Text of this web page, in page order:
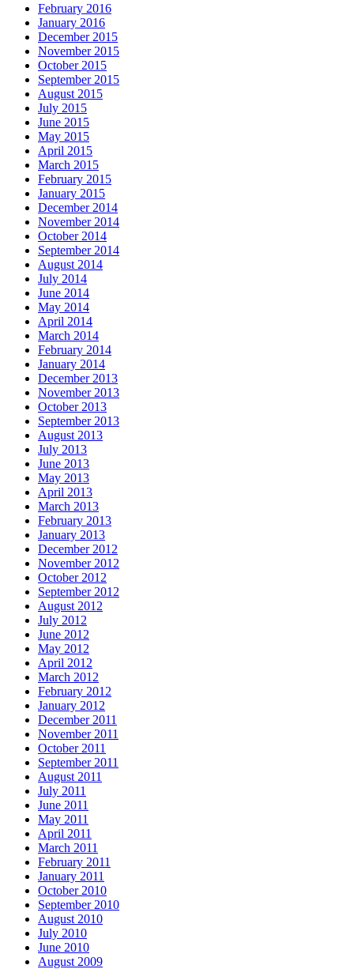
February 2016
January 2016
December 2015
November 2015
October 2015
September 2015
August 2015
July 2015
June 2015
May 2015
April 2015
March 2015
February 2015
January 2015
December 2014
November 2014
October 2014
September 2014
August 2014
July 2014
June 2014
May 2014
April 2014
March 2014
February 2014
January 2014
December 2013
November 2013
October 2013
September 2013
August 2013
July 2013
June 2013
May 2013
April 2013
March 2013
February 2013
January 2013
December 2012
November 2012
October 2012
September 2012
August 2012
July 2012
June 2012
May 2012
April 2012
March 2012
February 2012
January 2012
December 2011
November 2011
October 2011
September 2011
August 2011
July 2011
June 2011
May 2011
April 2011
March 2011
February 2011
January 2011
October 2010
September 2010
August 2010
July 2010
June 2010
August 2009